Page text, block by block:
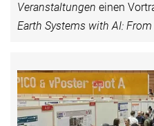
Veranstaltungen einen
Earth Systems with AI: